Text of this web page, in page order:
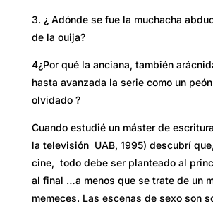
3. ¿ Adónde se fue la muchacha
de la ouija?
4¿Por qué la anciana, también
hasta avanzada la serie como un
olvidado ?
Cuando estudié un máster de
la televisión UAB, 1995) descubrí
cine, todo debe ser planteado al
al final …a menos que se trate de un
memeces. Las escenas de sexo son